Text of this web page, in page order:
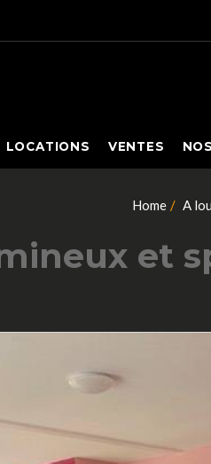
LOCATIONS VENTES
Home A
et